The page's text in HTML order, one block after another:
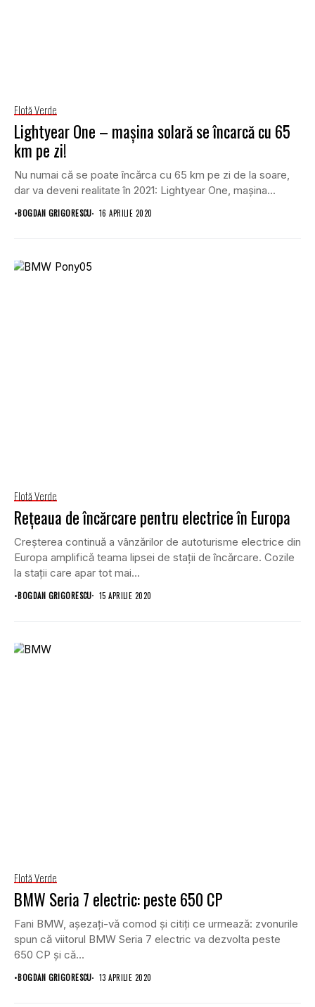
Flotă Verde
Lightyear One – mașina solară se încarcă cu 65
km pe zi!
Nu numai că se poate încărca cu 65 km pe zi de la soare,
dar va deveni realitate în 2021: Lightyear One, mașina...
•BOGDAN GRIGORESCU 16 APRILIE 2020
Flotă Verde
Rețeaua de încărcare pentru electrice în Europa
Creșterea continuă a vânzărilor de autoturisme electrice din
Europa amplifică teama lipsei de stații de încărcare. Cozile
la stații care apar tot mai...
•BOGDAN GRIGORESCU 15 APRILIE 2020
Flotă Verde
BMW Seria 7 electric: peste 650 CP
Fani BMW, așezați-vă comod și citiți ce urmează: zvonurile
spun că viitorul BMW Seria 7 electric va dezvolta peste
650 CP și că...
•BOGDAN GRIGORESCU 13 APRILIE 2020